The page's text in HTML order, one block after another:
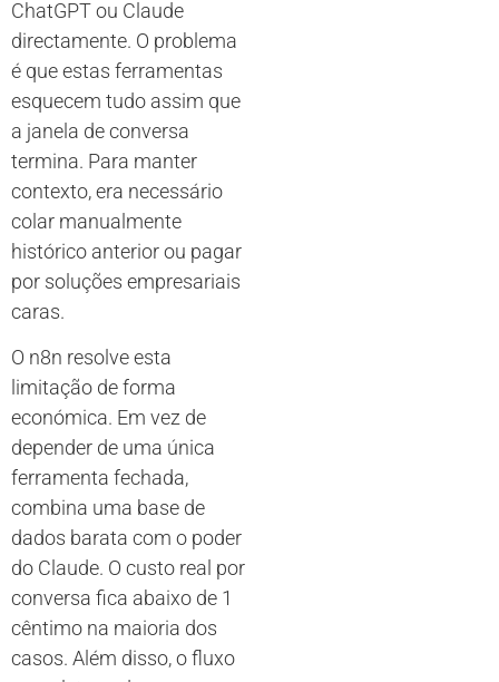
ChatGPT ou Claude
directamente. O problema
é que estas ferramentas
esquecem tudo assim que
a janela de conversa
termina. Para manter
contexto, era necessário
colar manualmente
histórico anterior ou pagar
por soluções empresariais
caras.
O n8n resolve esta
limitação de forma
económica. Em vez de
depender de uma única
ferramenta fechada,
combina uma base de
dados barata com o poder
do Claude. O custo real por
conversa fica abaixo de 1
cêntimo na maioria dos
casos. Além disso, o fluxo